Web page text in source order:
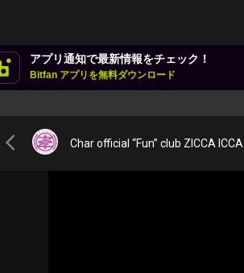
アプリ通知で最新情報をチェック！
Bitfan アプリを無料ダウンロード
Char official “Fun” club ZICCA ICCA